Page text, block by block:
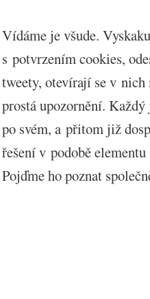
Vídáme je všude.
s potvrzením cookies,
tweety, otevírají se v nich
prostá upozornění.
po svém, a přitom již
řešení v podobě
Pojďme ho poznat